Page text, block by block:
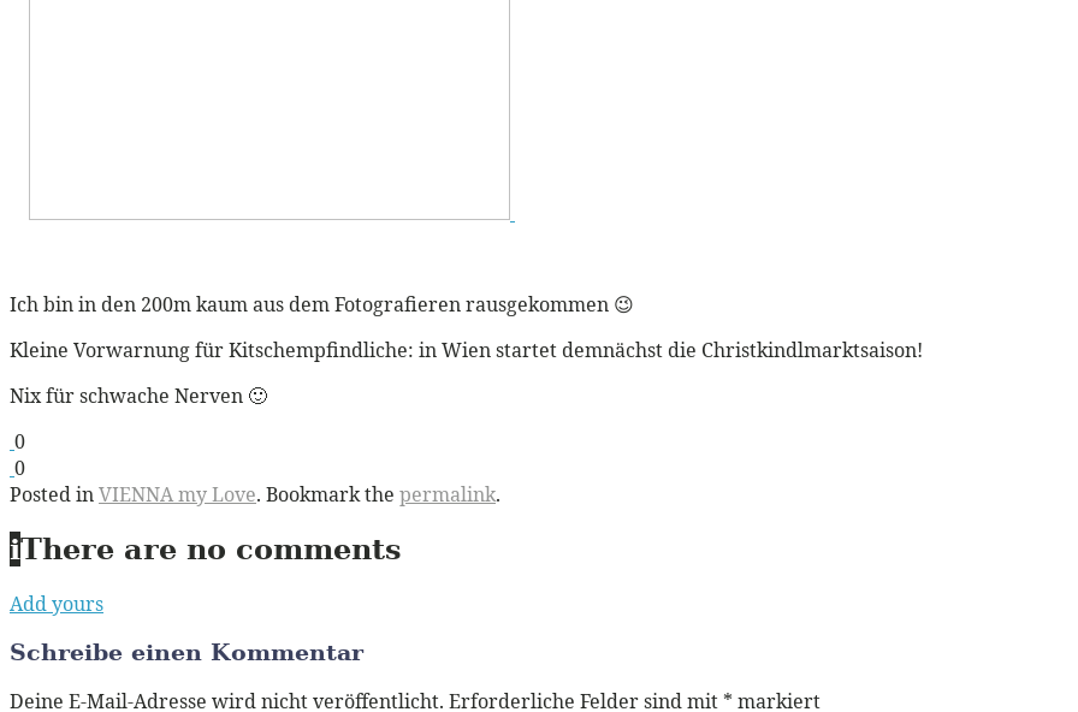
Ich bin in den 200m kaum aus dem Fotografieren rausgekommen 😉
Kleine Vorwarnung für Kitschempfindliche: in Wien startet demnächst die Christkindlmarktsaison!
Nix für schwache Nerven 🙂
0
0
Posted inVIENNA my Love. Bookmark the permalink.
iThere are no comments
Add yours
Schreibe einen Kommentar
Deine E-Mail-Adresse wird nicht veröffentlicht. Erforderliche Felder sind mit * markiert